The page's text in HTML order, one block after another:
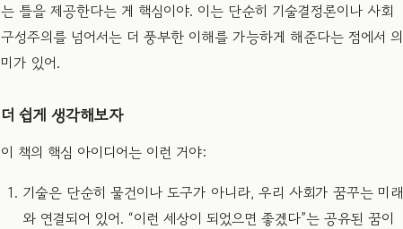
는 틀을 제공한다는 게 핵심이야. 이는 단순히 기술결정론이나 사회
구성주의를 넘어서는 더 풍부한 이해를 가능하게 해준다는 점에서 의
미가 있어.
더 쉽게 생각해보자
이 책의 핵심 아이디어는 이런 거야:
기술은 단순히 물건이나 도구가 아니라, 우리 사회가 꿈꾸는 미래
와 연결되어 있어. “이런 세상이 되었으면 좋겠다”는 공유된 꿈이